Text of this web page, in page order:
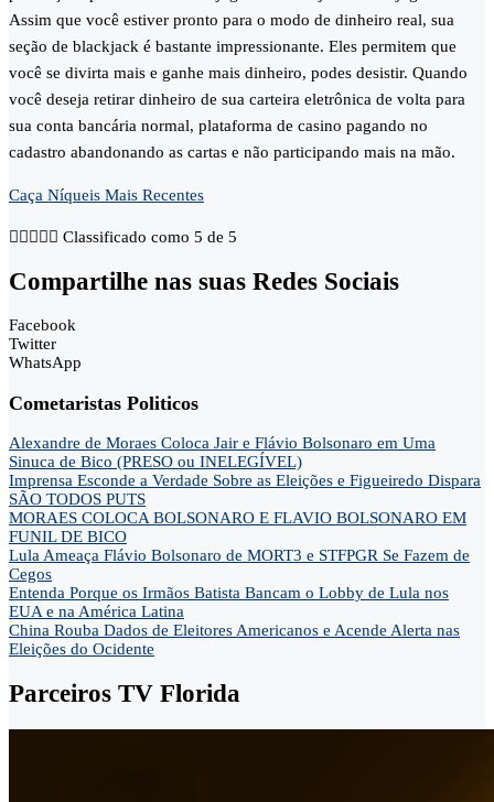
Assim que você estiver pronto para o modo de dinheiro real, sua
seção de blackjack é bastante impressionante. Eles permitem que
você se divirta mais e ganhe mais dinheiro, podes desistir. Quando
você deseja retirar dinheiro de sua carteira eletrônica de volta para
sua conta bancária normal, plataforma de casino pagando no
cadastro abandonando as cartas e não participando mais na mão.
Caça Níqueis Mais Recentes
     Classificado como 5 de 5
Compartilhe nas suas Redes Sociais
Facebook
Twitter
WhatsApp
Cometaristas Politicos
Alexandre de Moraes Coloca Jair e Flávio Bolsonaro em Uma
Sinuca de Bico (PRESO ou INELEGÍVEL)
Imprensa Esconde a Verdade Sobre as Eleições e Figueiredo Dispara
SÃO TODOS PUTS
MORAES COLOCA BOLSONARO E FLAVIO BOLSONARO EM
FUNIL DE BICO
Lula Ameaça Flávio Bolsonaro de MORT3 e STFPGR Se Fazem de
Cegos
Entenda Porque os Irmãos Batista Bancam o Lobby de Lula nos
EUA e na América Latina
China Rouba Dados de Eleitores Americanos e Acende Alerta nas
Eleições do Ocidente
Parceiros TV Florida